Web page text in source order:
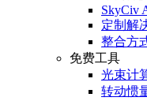
SkyCiv
定制解
整合方
免费工具
光束计
转动惯